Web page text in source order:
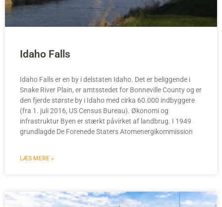
Idaho Falls
Idaho Falls er en by i delstaten Idaho. Det er beliggende i
Snake River Plain, er amtsstedet for Bonneville County og er
den fjerde største by i Idaho med cirka 60.000 indbyggere
(fra 1. juli 2016, US Census Bureau). Økonomi og
infrastruktur Byen er stærkt påvirket af landbrug. I 1949
grundlagde De Forenede Staters Atomenergikommission
LÆS MERE »